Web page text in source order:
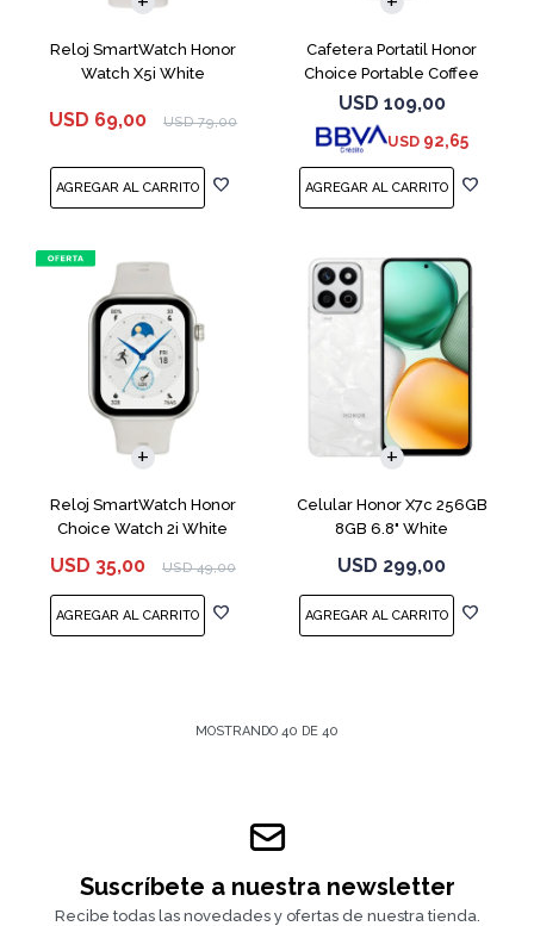
Reloj SmartWatch Honor
Watch X5i White
USD 69,00 USD 79,00
Cafetera Portatil Honor
Choice Portable Coffee
Machine White
USD 109,00
USD 92,65
Reloj SmartWatch Honor
Choice Watch 2i White
USD 35,00 USD 49,00
Celular Honor X7c 256GB
8GB 6.8" White
USD 299,00
COMPARAR
MOSTRANDO 40 DE 40
Suscríbete a nuestra newsletter
Recibe todas las novedades y ofertas de nuestra tienda.